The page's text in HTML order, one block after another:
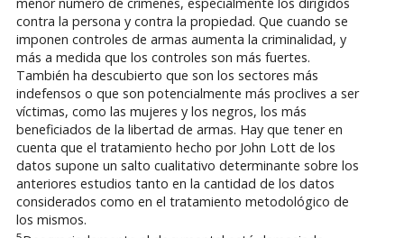
contra la persona y contra la propiedad. Que cuando se
imponen controles de armas aumenta la criminalidad, y
más a medida que los controles son más fuertes.
También ha descubierto que son los sectores más
indefensos o que son potencialmente más proclives a ser
víctimas, como las mujeres y los negros, los más
beneficiados de la libertad de armas. Hay que tener en
cuenta que el tratamiento hecho por John Lott de los
datos supone un salto cualitativo determinante sobre los
anteriores estudios tanto en la cantidad de los datos
considerados como en el tratamiento metodológico de
los mismos.